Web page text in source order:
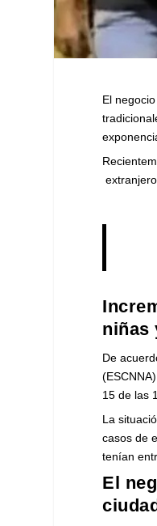
El
niñas
De
15 de las
La
casos de
tenían
El